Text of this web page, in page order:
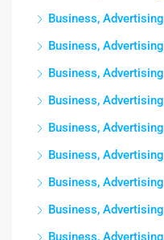
Business, Advertising
Business, Advertising
Business, Advertising
Business, Advertising
Business, Advertising
Business, Advertising
Business, Advertising
Business, Advertising
Business, Advertising